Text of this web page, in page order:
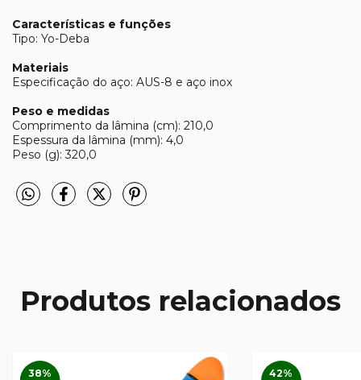
Características e funções
Tipo: Yo-Deba
Materiais
Especificação do aço: AUS-8 e aço inox
Peso e medidas
Comprimento da lâmina (cm): 210,0
Espessura da lâmina (mm): 4,0
Peso (g): 320,0
Produtos relacionados
38%
42%